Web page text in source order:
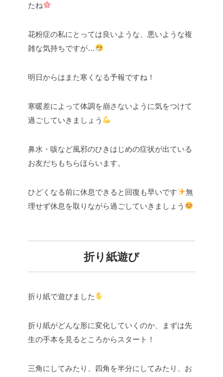
たね
花粉症の私にとっては良いような、悪いような複
雑な気持ちですが…
明日からはまた寒くなる予報ですね！
寒暖差によって体調を崩さないように気をつけて
過ごしていきましょう
鼻水・咳など風邪のひきはじめの症状が出ている
お友だちもちらほらいます。
ひどくなる前に休息できると回復も早いです
無
理せず休息を取りながら過ごしていきましょう
折り紙遊び
折り紙で遊びました
折り紙がどんな形に変化していくのか、まずは先
生の手本を見るところからスタート！
三角にしてみたり、四角を半分にしてみたり、お